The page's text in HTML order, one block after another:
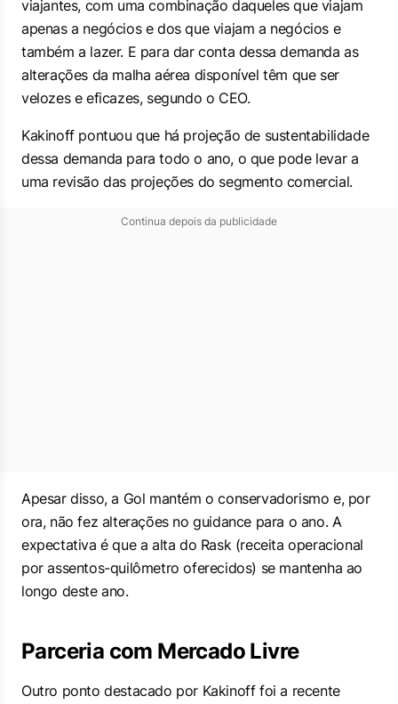
viajantes, com uma combinação daqueles que viajam
apenas a negócios e dos que viajam a negócios e
também a lazer. E para dar conta dessa demanda as
alterações da malha aérea disponível têm que ser
velozes e eficazes, segundo o CEO.
Kakinoff pontuou que há projeção de sustentabilidade
dessa demanda para todo o ano, o que pode levar a
uma revisão das projeções do segmento comercial.
Continua depois da publicidade
Apesar disso, a Gol mantém o conservadorismo e, por
ora, não fez alterações no guidance para o ano. A
expectativa é que a alta do Rask (receita operacional
por assentos-quilômetro oferecidos) se mantenha ao
longo deste ano.
Parceria com Mercado Livre
Outro ponto destacado por Kakinoff foi a recente